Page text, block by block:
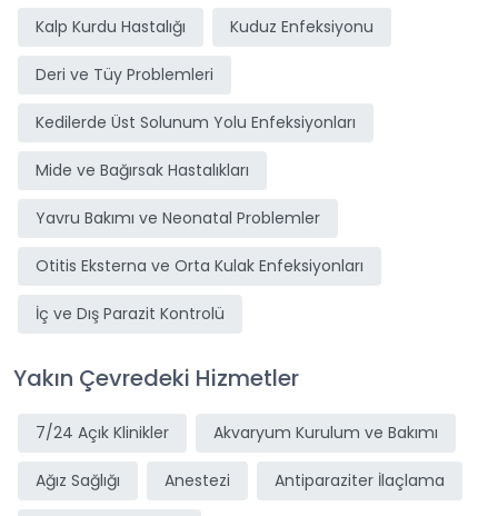
Kalp Kurdu Hastalığı Kuduz Enfeksiyonu
Deri ve Tüy Problemleri
Kedilerde Üst Solunum Yolu Enfeksiyonları
Mide ve Bağırsak Hastalıkları
Yavru Bakımı ve Neonatal Problemler
Otitis Eksterna ve Orta Kulak Enfeksiyonları
İç ve Dış Parazit Kontrolü
Yakın Çevredeki Hizmetler
7/24 Açık Klinikler Akvaryum Kurulum ve Bakımı
Ağız Sağlığı Anestezi Antiparaziter İlaçlama